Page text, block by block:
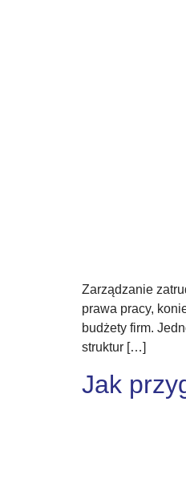
Zarządzanie
prawa pracy,
budżety firm.
struktur […]
Jak